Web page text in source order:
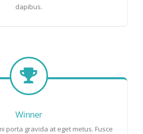
dapibus.
Winner
porta gravida at eget metus. Fusce